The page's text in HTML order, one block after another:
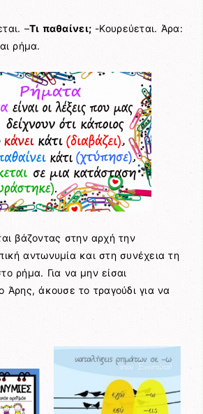
–Τι παθαίνει; -Κουρεύεται. Άρα:
ρήμα.
βάζοντας στην αρχή την
αντωνυμία και στη συνέχεια τη
ρήμα. Για να μην είσαι
Άρης, άκουσε το τραγούδι για να